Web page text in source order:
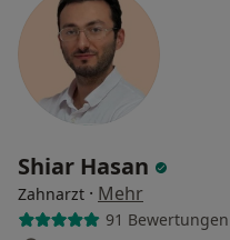
Shiar Hasan
Zahnarzt · Mehr
91 Bewertungen